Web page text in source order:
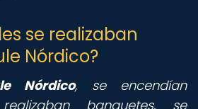
se realizaban
Nórdico?
Nórdico, se encendían
banquetes, se